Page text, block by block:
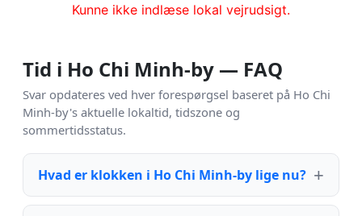
Kunne ikke indlæse lokal vejrudsigt.
Tid i Ho Chi Minh-by — FAQ
Svar opdateres ved hver forespørgsel baseret på Ho Chi
Minh-by's aktuelle lokaltid, tidszone og
sommertidsstatus.
Hvad er klokken i Ho Chi Minh-by lige nu?